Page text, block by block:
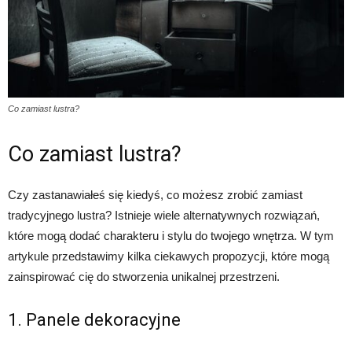
Co zamiast lustra?
Co zamiast lustra?
Czy zastanawiałeś się kiedyś, co możesz zrobić zamiast
tradycyjnego lustra? Istnieje wiele alternatywnych rozwiązań,
które mogą dodać charakteru i stylu do twojego wnętrza. W tym
artykule przedstawimy kilka ciekawych propozycji, które mogą
zainspirować cię do stworzenia unikalnej przestrzeni.
1. Panele dekoracyjne